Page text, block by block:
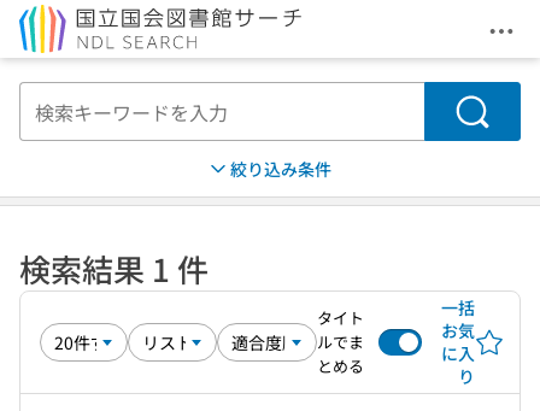
メ
検索
絞り込み条件
検索結果 1 件
タイト
ルでま
とめる
一括
お気
に入
り